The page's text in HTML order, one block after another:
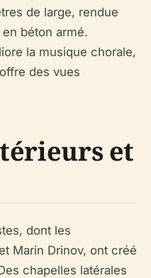
de large, rendue
béton armé.
la musique chorale,
des vues
et
dont les
Marin Drinov, ont créé
chapelles latérales